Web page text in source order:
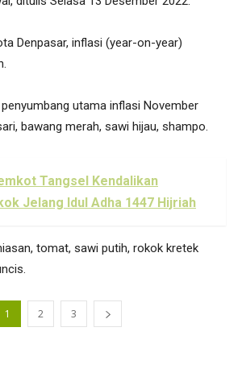
Denpasar, inflasi (year-on-year)
utama inflasi November
bawang merah, sawi hijau, shampo.
Tangsel Kendalikan
Jelang Idul Adha 1447 Hijriah
tomat, sawi putih, rokok kretek
1 2 3